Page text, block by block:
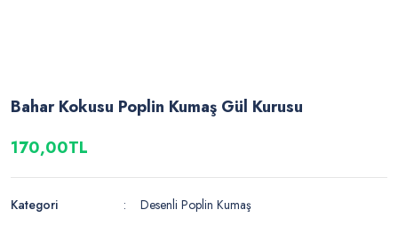
Bahar Kokusu Poplin Kumaş Gül Kurusu
170,00TL
Kategori
Desenli Poplin Kumaş